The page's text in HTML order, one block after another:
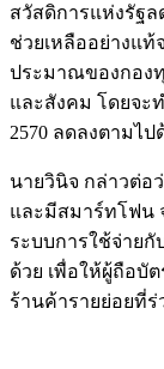
สวัสดิการแห่งรัฐล
ช่วยเหลืออย่างแท้
ประมาณของกอง
และสังคม โดยจะ
2570 ลดลงตามไป
นายวินิจ กล่าวต่อ
และมีสมาร์ทโฟน
ระบบการใช้จ่าย
ด้วย เพื่อให้ผู้ถือบั
ร้านค้ารายย่อยที่